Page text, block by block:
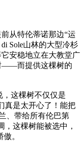
从特伦蒂诺那边“运
Sole山林的大型冷杉
安稳地立在大教堂广
——而提供这棵树的
，这棵树不仅仅是
真是太开心了！能把
、带给所有伦巴第
，这棵树能被选中，
。